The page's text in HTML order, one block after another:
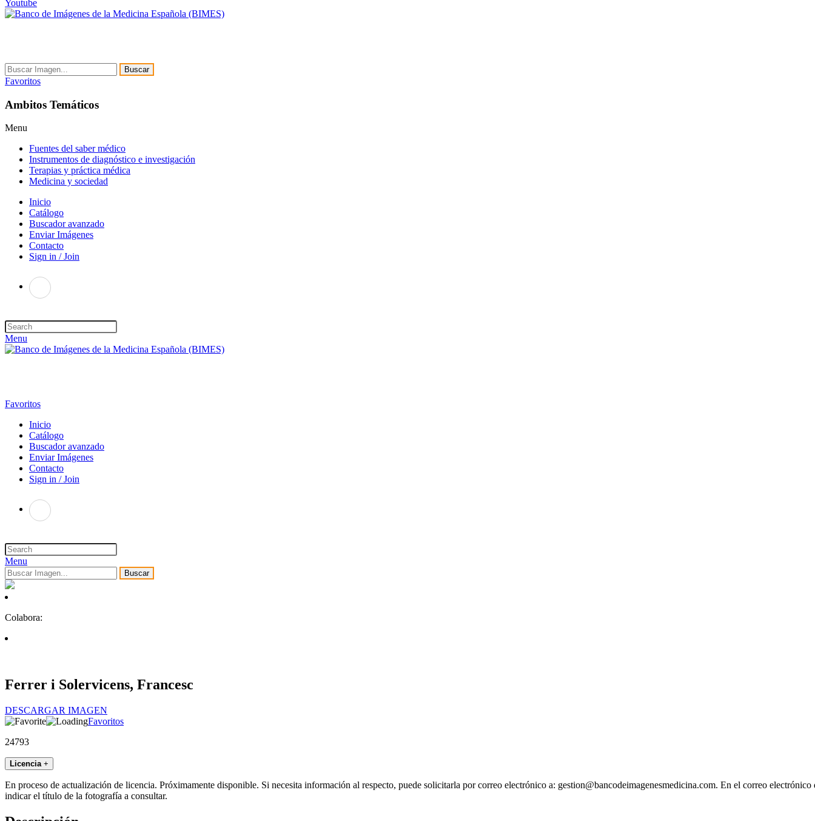
Youtube
Buscar
Favoritos
Ambitos Temáticos
Menu
Fuentes del saber médico
Instrumentos de diagnóstico e investigación
Terapias y práctica médica
Medicina y sociedad
Inicio
Catálogo
Buscador avanzado
Enviar Imágenes
Contacto
Sign in / Join
Menu
Favoritos
Inicio
Catálogo
Buscador avanzado
Enviar Imágenes
Contacto
Sign in / Join
Menu
Buscar
Colabora:
Ferrer i Solervicens, Francesc
DESCARGAR IMAGEN
Favoritos
24793
Licencia +
En proceso de actualización de licencia. Próximamente disponible. Si necesita información al respecto, puede solicitarla por correo electrónico a: gestion@bancodeimagenesmedicina.com. En el correo electrónico
indicar el título de la fotografía a consultar.